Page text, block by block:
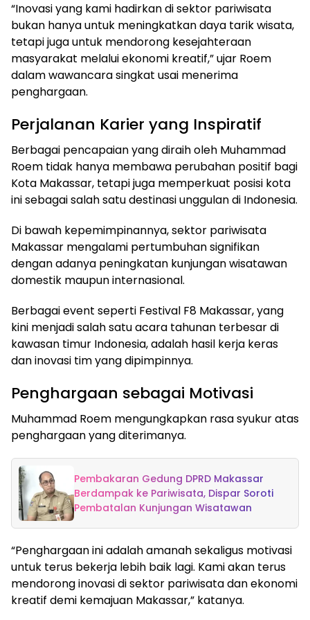
“Inovasi yang kami hadirkan di sektor pariwisata
bukan hanya untuk meningkatkan daya tarik wisata,
tetapi juga untuk mendorong kesejahteraan
masyarakat melalui ekonomi kreatif,” ujar Roem
dalam wawancara singkat usai menerima
penghargaan.
Perjalanan Karier yang Inspiratif
Berbagai pencapaian yang diraih oleh Muhammad
Roem tidak hanya membawa perubahan positif bagi
Kota Makassar, tetapi juga memperkuat posisi kota
ini sebagai salah satu destinasi unggulan di Indonesia.
Di bawah kepemimpinannya, sektor pariwisata
Makassar mengalami pertumbuhan signifikan
dengan adanya peningkatan kunjungan wisatawan
domestik maupun internasional.
Berbagai event seperti Festival F8 Makassar, yang
kini menjadi salah satu acara tahunan terbesar di
kawasan timur Indonesia, adalah hasil kerja keras
dan inovasi tim yang dipimpinnya.
Penghargaan sebagai Motivasi
Muhammad Roem mengungkapkan rasa syukur atas
penghargaan yang diterimanya.
Pembakaran Gedung DPRD Makassar
Berdampak ke Pariwisata, Dispar Soroti
Pembatalan Kunjungan Wisatawan
“Penghargaan ini adalah amanah sekaligus motivasi
untuk terus bekerja lebih baik lagi. Kami akan terus
mendorong inovasi di sektor pariwisata dan ekonomi
kreatif demi kemajuan Makassar,” katanya.